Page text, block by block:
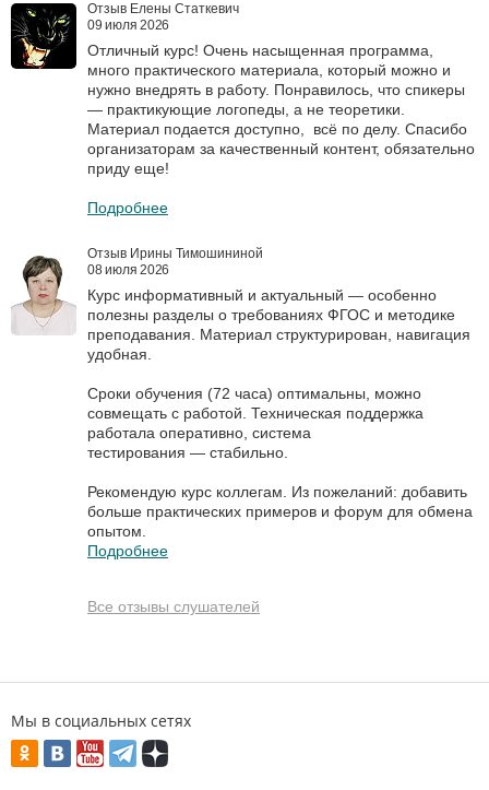
Отзыв Елены Статкевич
09 июля 2026
Отличный курс! Очень насыщенная программа,
много практического материала, который можно и
нужно внедрять в работу. Понравилось, что спикеры
— практикующие логопеды, а не теоретики.
Материал подается доступно, всё по делу. Спасибо
организаторам за качественный контент, обязательно
приду еще!
Подробнее
Отзыв Ирины Тимошининой
08 июля 2026
Курс информативный и актуальный — особенно
полезны разделы о требованиях ФГОС и методике
преподавания. Материал структурирован, навигация
удобная.
Сроки обучения (72 часа) оптимальны, можно
совмещать с работой. Техническая поддержка
работала оперативно, система
тестирования — стабильно.
Рекомендую курс коллегам. Из пожеланий: добавить
больше практических примеров и форум для обмена
опытом.
Подробнее
Все отзывы слушателей
Мы в социальных сетях